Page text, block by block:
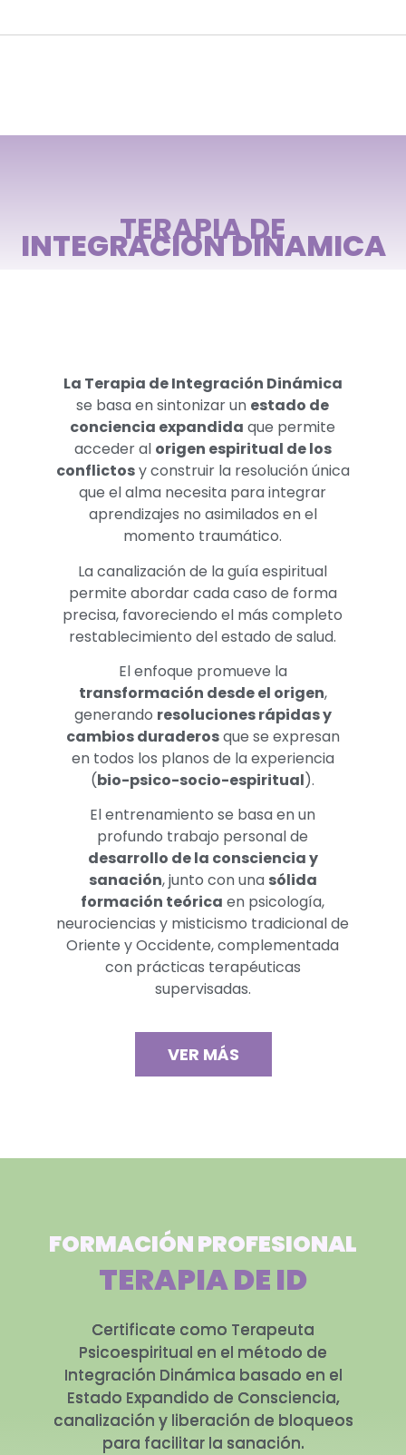
TERAPIA DE
INTEGRACION DINAMICA
La Terapia de Integración Dinámica
se basa en sintonizar un estado de
conciencia expandida que permite
acceder al origen espiritual de los
conflictosy construir la resolución única
que el alma necesita para integrar
aprendizajes no asimilados en el
momento traumático.
La canalización de la guía espiritual
permite abordar cada caso de forma
precisa, favoreciendo el más completo
restablecimiento del estado de salud.
El enfoque promueve la
transformación desde el origen,
generando resoluciones rápidas y
cambios duraderosque se expresan
en todos los planos de la experiencia
(bio-psico-socio-espiritual).
El entrenamiento se basa en un
profundo trabajo personal de
desarrollo de la consciencia y
sanación, junto con una sólida
formación teórica en psicología,
neurociencias y misticismo tradicional de
Oriente y Occidente, complementada
con prácticas terapéuticas
supervisadas.
VER MÁS
FORMACIÓN PROFESIONAL
TERAPIA DE ID
Certificate como Terapeuta
Psicoespiritual en el método de
Integración Dinámica basado en el
Estado Expandido de Consciencia,
canalización y liberación de bloqueos
para facilitar la sanación.